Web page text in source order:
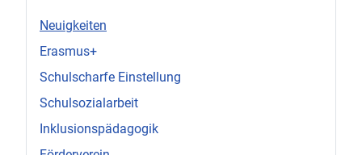
Neuigkeiten
Erasmus+
Schulscharfe Einstellung
Schulsozialarbeit
Inklusionspädagogik